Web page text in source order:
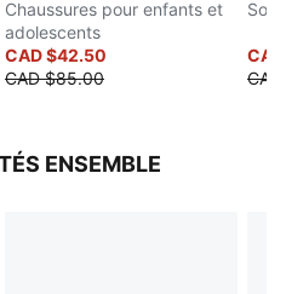
Vive
Chaussures pour enfants et
adolescents
CAD $42.50
CAD $85.00
ENSEMBLE